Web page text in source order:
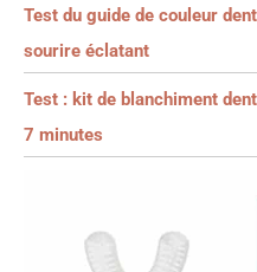
Test du guide de couleur
sourire éclatant
Test : kit de blanchiment
7 minutes